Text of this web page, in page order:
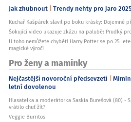
Jak zhubnout Trendy nehty pro jaro
Kuchař Kašpárek slavil po boku krásky: Dojemné
Šokující video ukazuje zkázu na palubě: Prudký
U toho nemůžete chybět! Harry Potter se po 25
magické výročí
Pro ženy a maminky
Nejčastější novoroční předsevzetí
letní dovolenou
Hlasatelka a moderátorka Saskia Burešová (80) -
vrátilo chuť žít?
Veggie Burritos